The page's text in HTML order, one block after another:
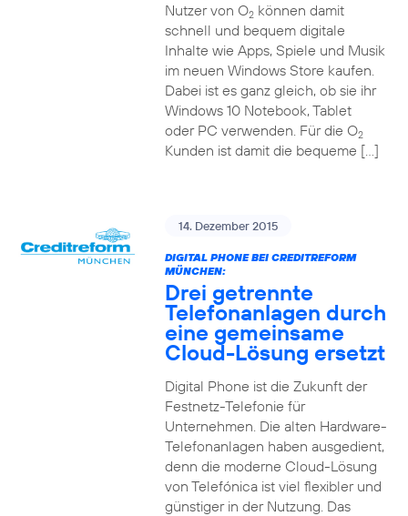
Nutzer von O2können damit
schnell und bequem digitale
Inhalte wie Apps, Spiele und Musik
im neuen Windows Store kaufen.
Dabei ist es ganz gleich, ob sie ihr
Windows 10 Notebook, Tablet
oder PC verwenden. Für die O2
Kunden ist damit die bequeme […]
14. Dezember 2015
DIGITAL PHONE BEI CREDITREFORM
MÜNCHEN:
Drei getrennte
Telefonanlagen durch
eine gemeinsame
Cloud-Lösung ersetzt
Digital Phone ist die Zukunft der
Festnetz-Telefonie für
Unternehmen. Die alten Hardware-
Telefonanlagen haben ausgedient,
denn die moderne Cloud-Lösung
von Telefónica ist viel flexibler und
günstiger in der Nutzung. Das